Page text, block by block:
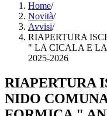
Home/
Novità/
Avvisi/
RIAPERTURA
" LA CICALA E
2025-2026
RIAPERTURA
NIDO